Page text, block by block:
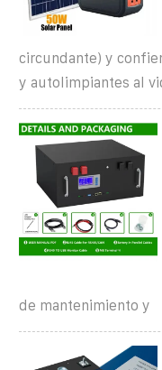
circundante) y
y autolimpiantes al
de mantenimiento y